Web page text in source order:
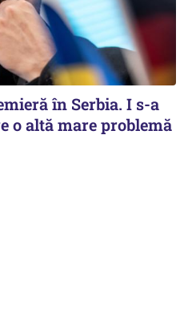
în Serbia. I s-a
o altă mare problemă